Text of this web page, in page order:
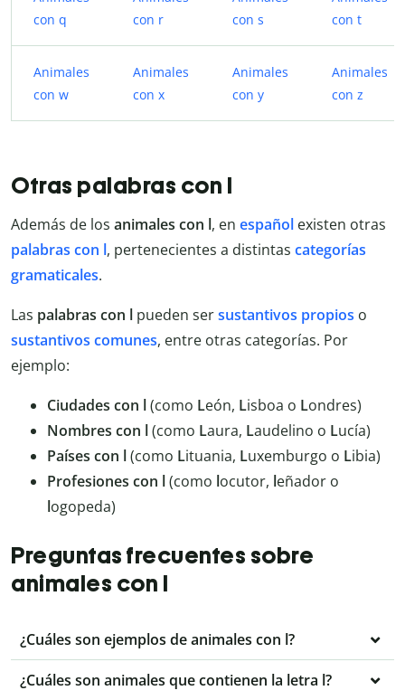
con q
con r
con s
con t
Animales
con w
Animales
con x
Animales
con y
Animales
con z
Otras palabras con l
Además de los animales con l, en español existen otras
palabras con l, pertenecientes a distintas categorías
gramaticales.
Las palabras con l pueden sersustantivos propios o
sustantivos comunes, entre otras categorías. Por
ejemplo:
Ciudades con l(como León, Lisboa o Londres)
Nombres con l(como Laura, Laudelino o Lucía)
Países con l(como Lituania, Luxemburgo o Libia)
Profesiones con l(como locutor, leñador o
logopeda)
Preguntas frecuentes sobre
animales con l
¿Cuáles son ejemplos de animales con l?
¿Cuáles son animales que contienen la letra l?